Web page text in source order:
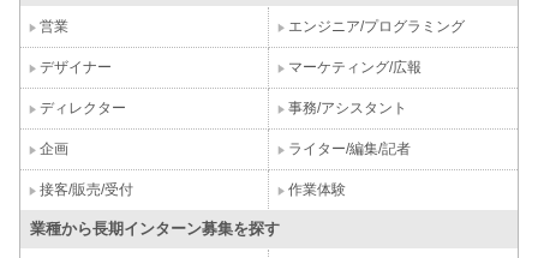
営業 エンジニア/プログラミング
デザイナー マーケティング/広報
ディレクター 事務/アシスタント
企画 ライター/編集/記者
接客/販売/受付 作業体験
業種から長期インターン募集を探す